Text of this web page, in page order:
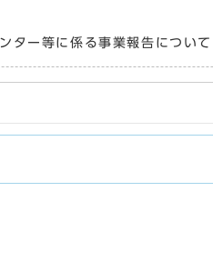
ター等に係る事業報告について